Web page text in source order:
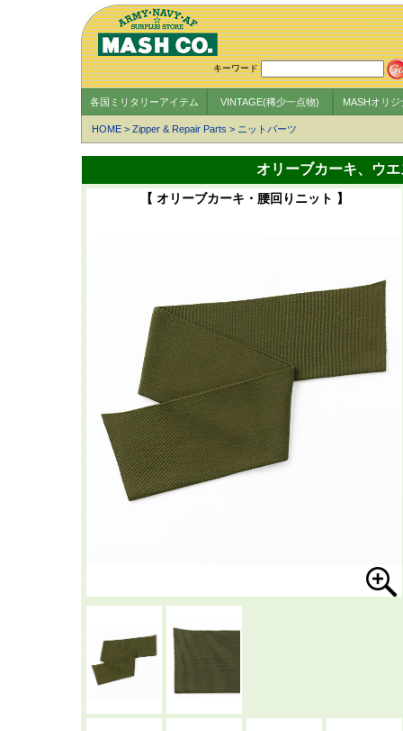
キーワード
各国ミリタリーアイテム VINTAGE(稀少一点物) MASHオリ
HOME > Zipper & Repair Parts > ニットパーツ
オリーブカーキ、ウ
【 オリーブカーキ・腰回りニット 】